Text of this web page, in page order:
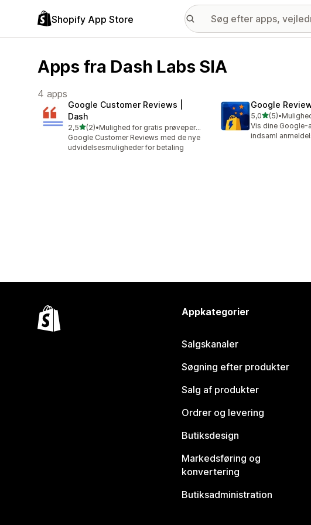
Shopify App Store
Apps fra Dash Labs SIA
4 apps
Google Customer Reviews |
Dash
2,5ud af 5 stjerner
(2)
2 anmeldelser i alt
•
Mulighed for gratis prøveperiode
Google Customer Reviews med de nye
udvidelsesmuligheder for betaling
Google
5,0ud af 5 stjerner
(5)
5 anmeldelser i alt
•
Vis dine Google-
indsaml
Appkategorier
Salgskanaler
Søgning efter produkter
Salg af produkter
Ordrer og levering
Butiksdesign
Markedsføring og
konvertering
Butiksadministration